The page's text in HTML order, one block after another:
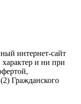
интернет-сайт
и ни при
Гражданского